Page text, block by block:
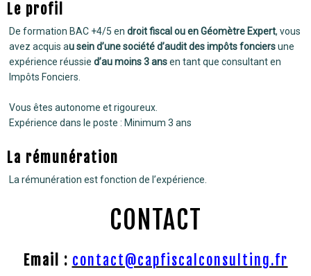
Le profil
De formation BAC +4/5 en droit fiscal ou en Géomètre Expert, vous
avez acquis au sein d’une société d’audit des impôts fonciersune
expérience réussie d’au moins 3 ansen tant que consultant en
Impôts Fonciers.
Vous êtes autonome et rigoureux.
Expérience dans le poste : Minimum 3 ans
La rémunération
La rémunération est fonction de l’expérience.
CONTACT
Email : contact@capfiscalconsulting.fr